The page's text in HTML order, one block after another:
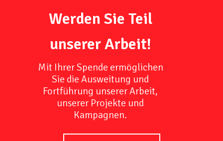
Werden Sie Teil
unserer Arbeit!
Mit Ihrer Spende ermöglichen
Sie die Ausweitung und
Fortführung unserer Arbeit,
unserer Projekte und
Kampagnen.